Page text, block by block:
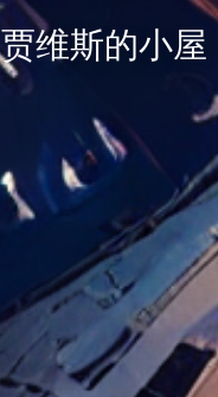
贾维斯的小屋